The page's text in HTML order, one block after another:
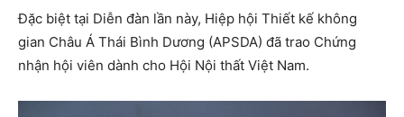
Đặc biệt tại Diễn đàn lần này, Hiệp hội Thiết kế không
gian Châu Á Thái Bình Dương (APSDA) đã trao Chứng
nhận hội viên dành cho Hội Nội thất Việt Nam.